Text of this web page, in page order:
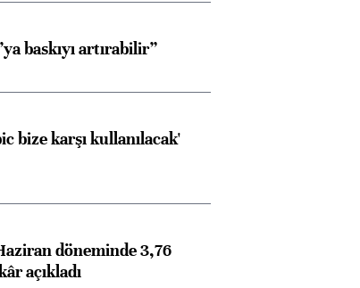
Almanya, Commerzbank
görüşmelere hazırlanıyor
baskıyı artırabilir”
bize karşı kullanılacak'
döneminde 3,76
açıkladı